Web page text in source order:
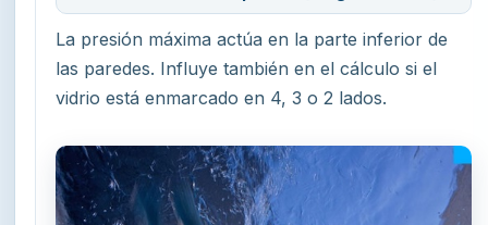
La presión máxima actúa en la parte inferior de
las paredes. Influye también en el cálculo si el
vidrio está enmarcado en 4, 3 o 2 lados.